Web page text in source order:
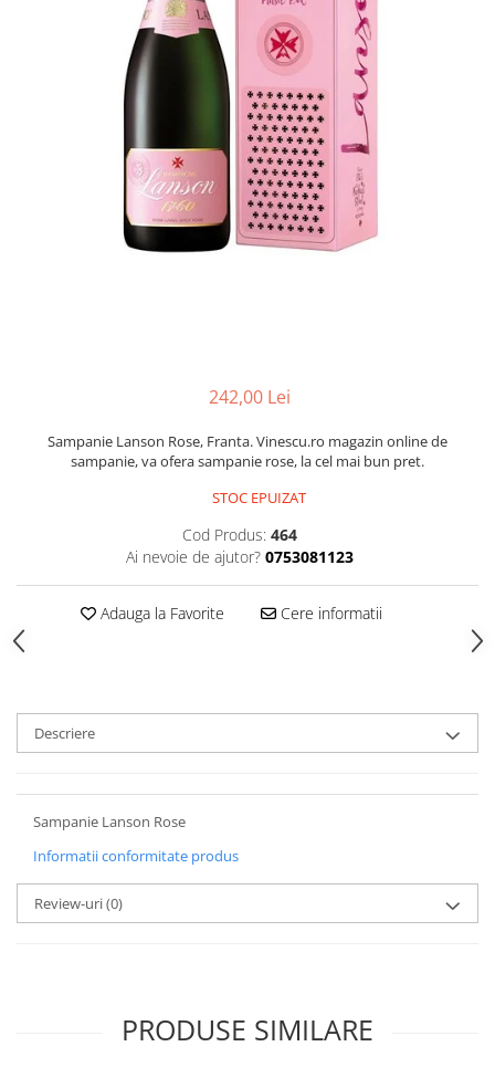
242,00 Lei
Sampanie Lanson Rose, Franta. Vinescu.ro magazin online de
sampanie, va ofera sampanie rose, la cel mai bun pret.
STOC EPUIZAT
Cod Produs: 464
Ai nevoie de ajutor? 0753081123
Adauga la Favorite Cere informatii
Descriere
Sampanie Lanson Rose
Informatii conformitate produs
Review-uri(0)
PRODUSE SIMILARE